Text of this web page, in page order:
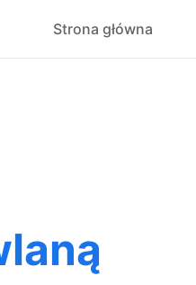
Strona główna